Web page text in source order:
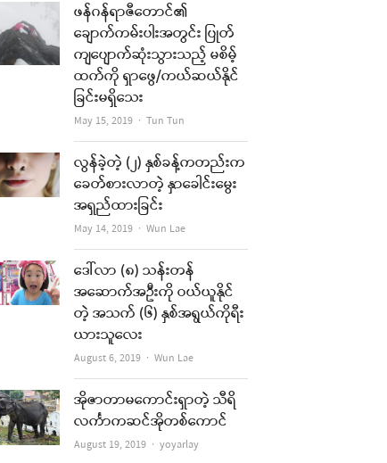
ဖန်ဂန်ရာဇီတောင်၏
ချောက်ကမ်းပါးအတွင်း ပြုတ်
ကျပျောက်ဆုံးသွားသည့် မစိမ့်
ထက်ကို ရှာဖွေ/ကယ်ဆယ်နိုင်
ခြင်းမရှိသေး
May 15, 2019 Author
Tun Tun
လွန်ခဲ့တဲ့ (၂) နှစ်ခန့်ကတည်းက
ခေတ်စားလာတဲ့ နှာခေါင်းမွေး
အရှည်ထားခြင်း
May 14, 2019 Author
Wun Lae
ဒေါ်လာ (၈) သန်းတန်
အဆောက်အဦးကို ဝယ်ယူနိုင်
တဲ့ အသက် (၆) နှစ်အရွယ်ကိုရီး
ယားသူလေး
August 6, 2019 Author
Wun Lae
အိုဇာတာမကောင်းရှာတဲ့ သီရိ
လင်္ကာကဆင်အိုတစ်ကောင်
August 19, 2019 Author
yoyarlay